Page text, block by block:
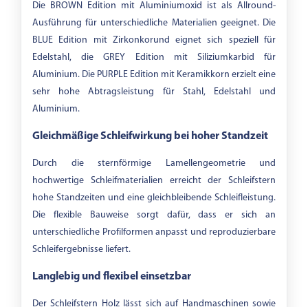
Die BROWN Edition mit Aluminiumoxid ist als Allround-
Ausführung für unterschiedliche Materialien geeignet. Die
BLUE Edition mit Zirkonkorund eignet sich speziell für
Edelstahl, die GREY Edition mit Siliziumkarbid für
Aluminium. Die PURPLE Edition mit Keramikkorn erzielt eine
sehr hohe Abtragsleistung für Stahl, Edelstahl und
Aluminium.
Gleichmäßige Schleifwirkung bei hoher Standzeit
Durch die sternförmige Lamellengeometrie und
hochwertige Schleifmaterialien erreicht der Schleifstern
hohe Standzeiten und eine gleichbleibende Schleifleistung.
Die flexible Bauweise sorgt dafür, dass er sich an
unterschiedliche Profilformen anpasst und reproduzierbare
Schleifergebnisse liefert.
Langlebig und flexibel einsetzbar
Der Schleifstern Holz lässt sich auf Handmaschinen sowie